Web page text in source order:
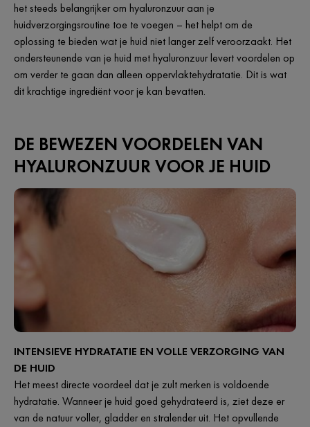
het steeds belangrijker om hyaluronzuur aan je
huidverzorgingsroutine toe te voegen – het helpt om de
oplossing te bieden wat je huid niet langer zelf veroorzaakt. Het
ondersteunende van je huid met hyaluronzuur levert voordelen op
om verder te gaan dan alleen oppervlaktehydratatie. Dit is wat
dit krachtige ingrediënt voor je kan bevatten.
DE BEWEZEN VOORDELEN VAN
HYALURONZUUR VOOR JE HUID
INTENSIEVE HYDRATATIE EN VOLLE VERZORGING VAN
DE HUID
Het meest directe voordeel dat je zult merken is voldoende
hydratatie. Wanneer je huid goed gehydrateerd is, ziet deze er
van de natuur voller, gladder en stralender uit. Het opvullende